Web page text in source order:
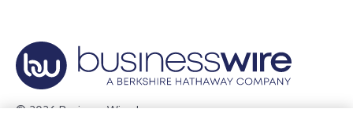
© 2026 Business Wire, Inc.